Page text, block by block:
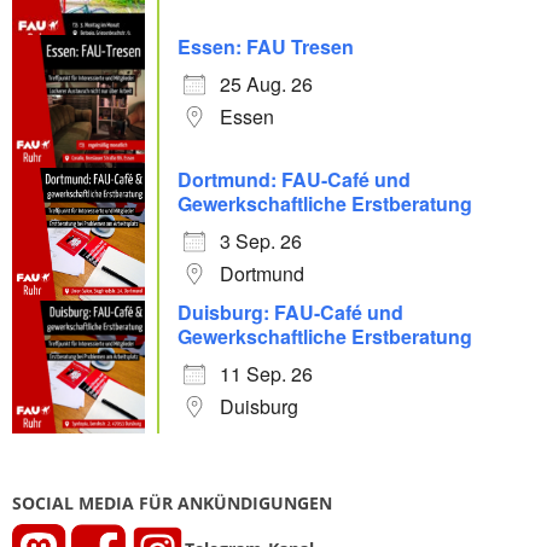
Essen: FAU Tresen
25 Aug. 26
Essen
Dortmund: FAU-Café und
Gewerkschaftliche Erstberatung
3 Sep. 26
Dortmund
Duisburg: FAU-Café und
Gewerkschaftliche Erstberatung
11 Sep. 26
Duisburg
SOCIAL MEDIA FÜR ANKÜNDIGUNGEN